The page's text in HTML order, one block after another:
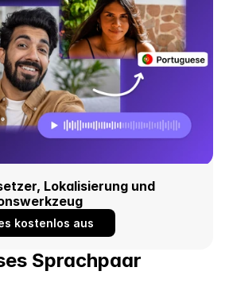
Lokalisierung und
kostenlos aus
Sprachpaar